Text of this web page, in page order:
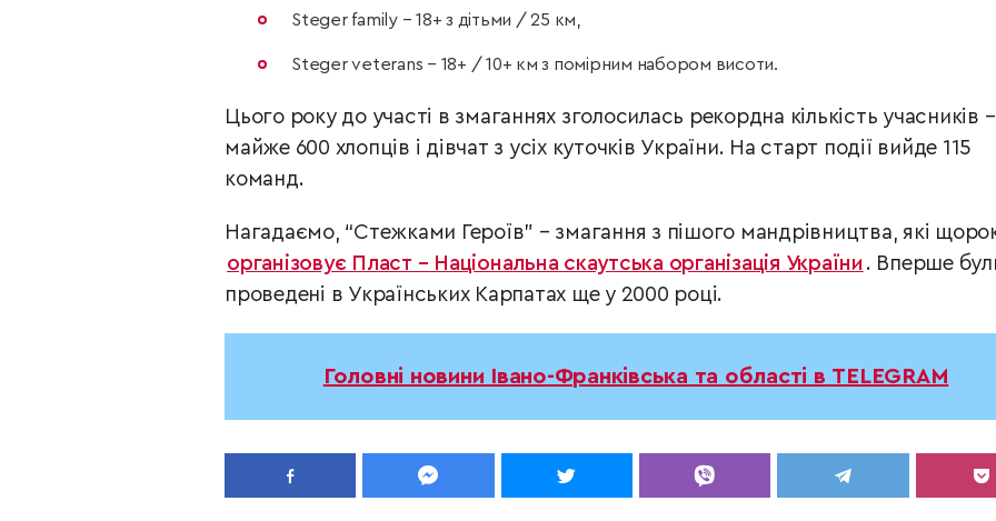
Steger family – 18+ з дітьми / 25 км,
Steger veterans – 18+ / 10+ км з помірним набором висоти.
Цього року до участі в змаганнях зголосилась рекордна кількість учасників –
майже 600 хлопців і дівчат з усіх куточків України. На старт події вийде 115
команд.
Нагадаємо, “Стежками Героїв” – змагання з пішого мандрівництва, які
організовує Пласт – Національна скаутська організація України . Вперше
проведені в Українських Карпатах ще у 2000 році.
Головні новини Івано-Франківська та області в TELEGRAM